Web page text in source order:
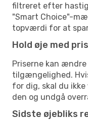
filtreret efter
"Smart Choice"-
topværdi for at
Hold øje med
Priserne kan
tilgængelighed.
for dig, skal du
den og undgå
Sidste øjebliks